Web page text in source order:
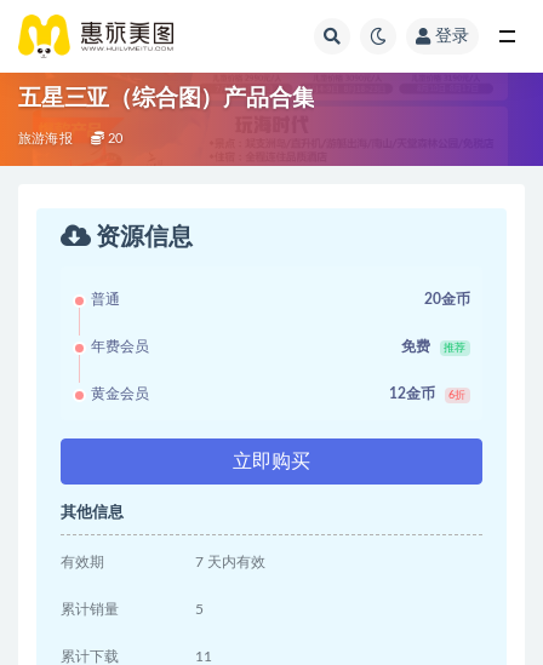
登录
五星三亚（综合图）产品合集
旅游海报 20
资源信息
普通 20金币
年费会员 免费 推荐
黄金会员 12金币 6折
立即购买
其他信息
有效期 7 天内有效
累计销量 5
累计下载 11